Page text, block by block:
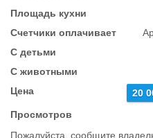
Площадь кухни
Счетчики оплачивает
С детьми
С животными
Цена
20
Просмотров
Пожалуйста, сообщите